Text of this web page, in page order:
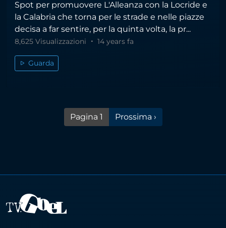
Spot per promuovere L'Alleanza con la Locride e
la Calabria che torna per le strade e nelle piazze
decisa a far sentire, per la quinta volta, la pr...
8,625 Visualizzazioni 14 years fa
Guarda
Pagina 1 Pagina successiva
Prossima ›